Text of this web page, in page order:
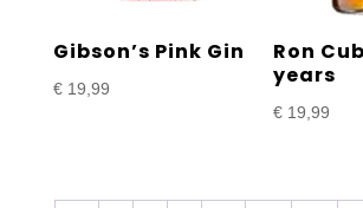
Gibson’s Pink Gin
€19,99
Ron
years
€ 19,99